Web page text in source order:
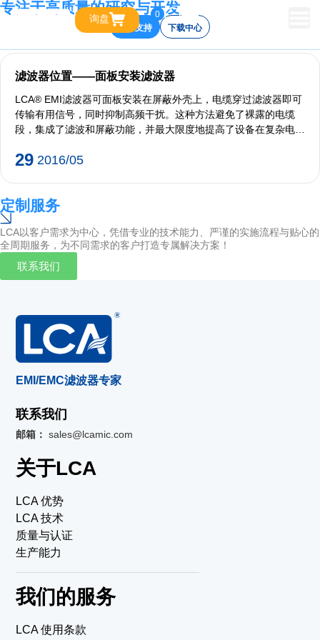
询盘 0
专注于高质量的研究与开发
技术支持 下载中心
29 2016/05
滤波器位置——面板安装滤波器
LCA® EMI滤波器可面板安装在屏蔽外壳上，电缆穿过滤波器即可
传输有用信号，同时抑制高频干扰。这种方法避免了裸露的电缆
段，集成了滤波和屏蔽功能，并最大限度地提高了设备​​在复杂电磁
择。
定制服务
LCA以客户需求为中心，凭借专业的技术能力、严谨的实施流程与贴心的
全周期服务，为不同需求的客户打造专属解决方案！
联系我们
EMI/EMC滤波器专家
联系我们
邮箱：sales@lcamic.com
关于LCA
LCA 优势
LCA 技术
质量与认证
生产能力
我们的服务
LCA 使用条款